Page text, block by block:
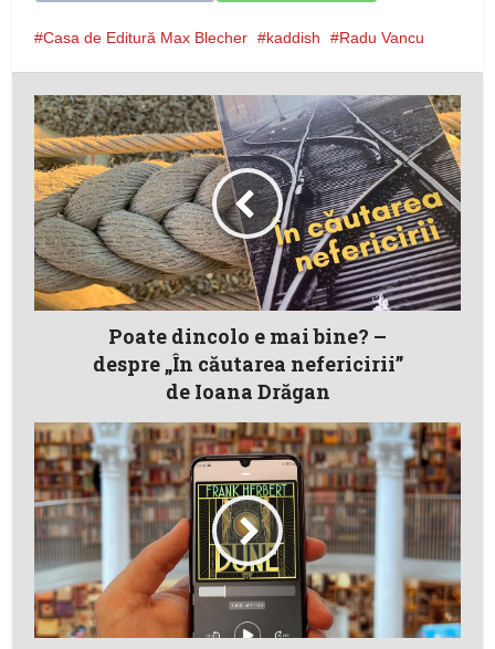
Casa de Editură Max Blecher kaddish Radu Vancu
Poate dincolo e mai bine? –
despre „În căutarea nefericirii”
de Ioana Drăgan